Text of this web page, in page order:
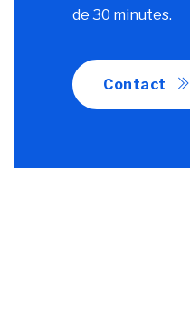
de 30 minutes.
Contact